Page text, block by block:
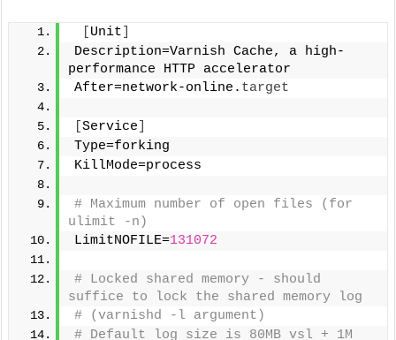
Unit
Description=Varnish Cache, a high-
performance HTTP accelerator
After=network-online. target
Service
Type=forking
KillMode=process
# Maximum number of open files (for
ulimit -n)
LimitNOFILE=131072
# Locked shared memory - should
suffice to lock the shared memory log
# (varnishd -l argument)
# Default log size is 80MB vsl + 1M